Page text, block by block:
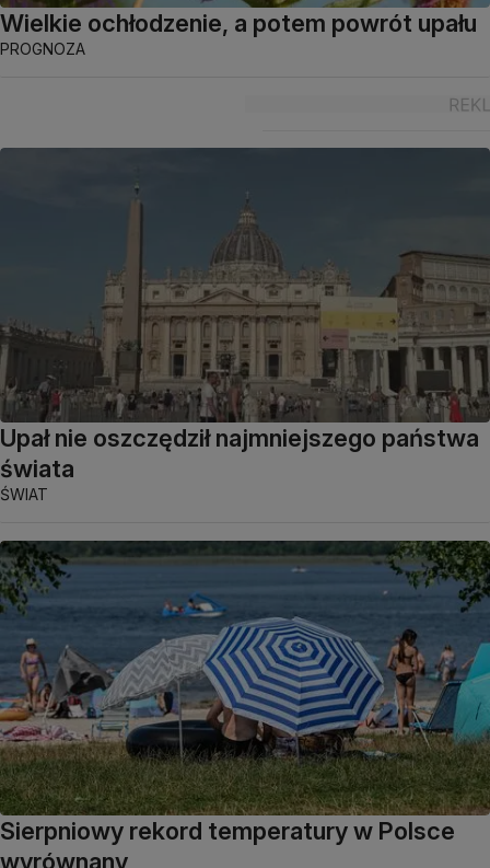
Wielkie ochłodzenie, a potem powrót upału
PROGNOZA
Upał nie oszczędził najmniejszego państwa
świata
ŚWIAT
Sierpniowy rekord temperatury w Polsce
wyrównany